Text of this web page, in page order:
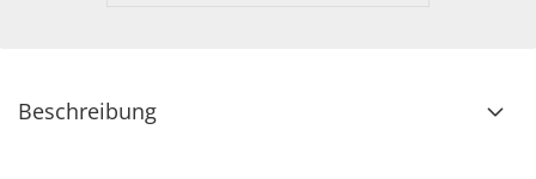
Beschreibung